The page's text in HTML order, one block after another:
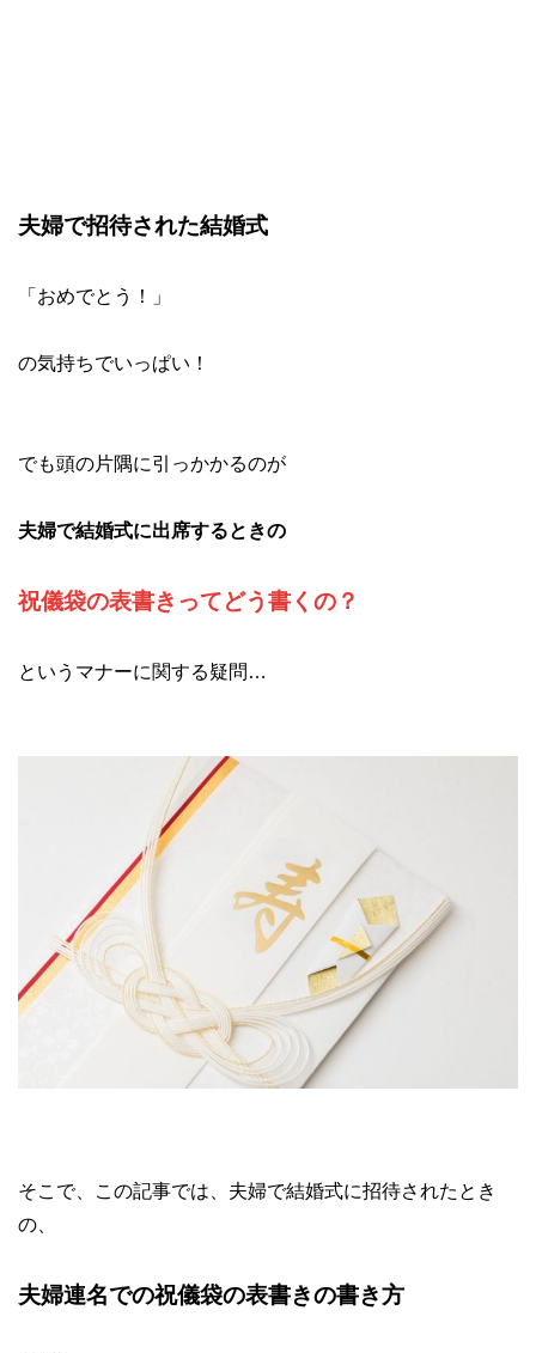
夫婦で招待された結婚式
「おめでとう！」
の気持ちでいっぱい！
でも頭の片隅に引っかかるのが
夫婦で結婚式に出席するときの
祝儀袋の表書きってどう書くの？
というマナーに関する疑問…
そこで、この記事では、夫婦で結婚式に招待されたとき
の、
夫婦連名での祝儀袋の表書きの書き方